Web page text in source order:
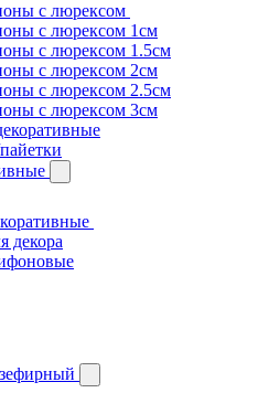
с люрексом
с люрексом 1см
с люрексом 1.5см
с люрексом 2см
с люрексом 2.5см
с люрексом 3см
декора